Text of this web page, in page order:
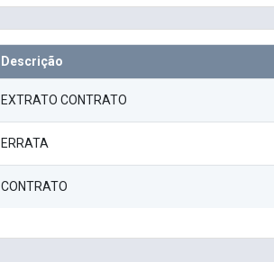
Descrição
EXTRATO CONTRATO
ERRATA
CONTRATO